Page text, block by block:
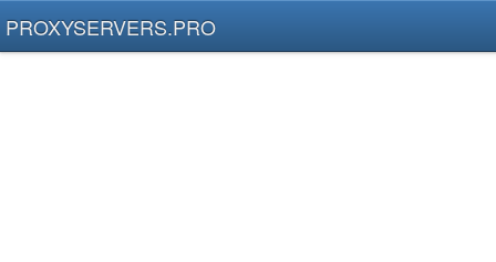
PROXYSERVERS.PRO